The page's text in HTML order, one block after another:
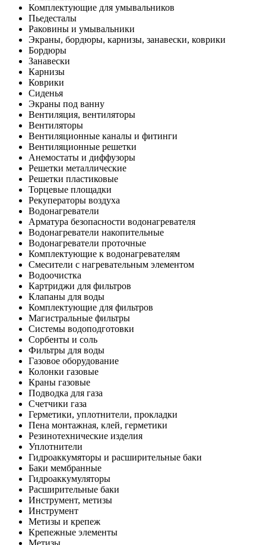
Комплектующие для умывальников
Пьедесталы
Раковины и умывальники
Экраны, бордюры, карнизы, занавески, коврики
Бордюры
Занавески
Карнизы
Коврики
Сиденья
Экраны под ванну
Вентиляция, вентиляторы
Вентиляторы
Вентиляционные каналы и фитинги
Вентиляционные решетки
Анемостаты и диффузоры
Решетки металлические
Решетки пластиковые
Торцевые площадки
Рекуператоры воздуха
Водонагреватели
Арматура безопасности водонагревателя
Водонагреватели накопительные
Водонагреватели проточные
Комплектующие к водонагревателям
Смесители с нагревательным элементом
Водоочистка
Картриджи для фильтров
Клапаны для воды
Комплектующие для фильтров
Магистральные фильтры
Системы водоподготовки
Сорбенты и соль
Фильтры для воды
Газовое оборудование
Колонки газовые
Краны газовые
Подводка для газа
Счетчики газа
Герметики, уплотнители, прокладки
Пена монтажная, клей, герметики
Резинотехнические изделия
Уплотнители
Гидроаккумяторы и расширительные баки
Баки мембранные
Гидроаккумуляторы
Расширительные баки
Инструмент, метизы
Инструмент
Метизы и крепеж
Крепежные элементы
Метизы